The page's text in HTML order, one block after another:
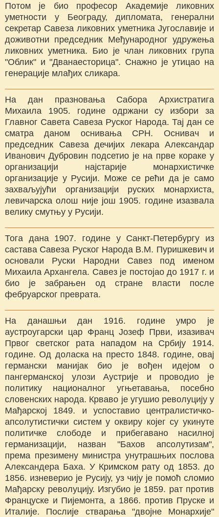
Потом је био професор Академије ликовних
уметности у Београду, дипломата, генерални
секретар Савеза ликовних уметника Југославије и
доживотни председник Међународног удружења
ликовних уметника. Био је члан ликовних група
"Облик" и "Дванаесторица". Снажно је утицао на
генерације млађих сликара.
На дан празновања Сабора Архистратига
Михаила 1905. године одржани су избори за
Главног Савета Савеза Руског Народа. Тај дан се
сматра даном оснивања СРН. Оснивач и
председник Савеза дечијих лекара Александар
Иванович Дубровин подсетио је на прве кораке у
организацији најстарије монархистичке
организације у Русији. Може се рећи да је само
захваљујући организацији руских монархиста,
левичарска олош није још 1905. године изазвала
велику смутњу у Русији.
Тога дана 1907. године у Санкт-Петербургу из
састава Савеза Руског Народа В.М. Пуришкевич и
основали Руски Народни Савез под именом
Михаила Архангела. Савез је постојао до 1917 г. и
био је забрањен од стране власти после
фебруарског преврата.
На данашњи дан 1916. године умро је
аустроугарски цар Франц Јозеф Први, изазивач
Првог светског рата нападом на Србију 1914.
године. Од доласка на престо 1848. године, овај
германски манијак био је вођен идејом о
пангерманској улози Аустрије и проводио је
политику националног угњетавања, посебно
словенских народа. Крваво је угушио револуцију у
Мађарској 1849. и успоставио централистичко-
апсолутистички систем у оквиру којег су укинуте
политичке слободе и прибегавано насилној
германизацији, назван "Бахов апсолутизам",
према презимену министра унутрашњих послова
Александера Баха. У Кримском рату од 1853. до
1856. изневерио је Русију, уз чију је помоћ сломио
Мађарску револуцију. Изгубио је 1859. рат против
Француске и Пијемонта, а 1866. против Пруске и
Италије. Послије стварања "двојне Монархије"